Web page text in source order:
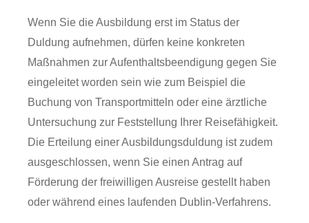
Wenn Sie die Ausbildung erst im Status der
Duldung aufnehmen, dürfen keine konkreten
Maßnahmen zur Aufenthaltsbeendigung gegen Sie
eingeleitet worden sein wie zum Beispiel die
Buchung von Transportmitteln oder eine ärztliche
Untersuchung zur Feststellung Ihrer Reisefähigkeit.
Die Erteilung einer Ausbildungsduldung ist zudem
ausgeschlossen, wenn Sie einen Antrag auf
Förderung der freiwilligen Ausreise gestellt haben
oder während eines laufenden Dublin-Verfahrens.